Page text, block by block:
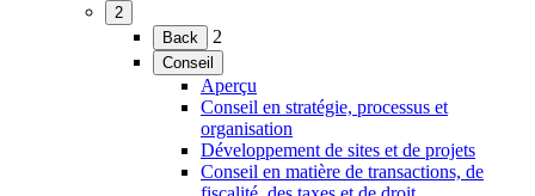
2
(Ouvrir
menu)
Back 2
Conseil
(Ouvrir
menu)
Aperçu
Conseil en stratégie, processus et
organisation
Développement de sites et de projets
Conseil en matière de transactions, de